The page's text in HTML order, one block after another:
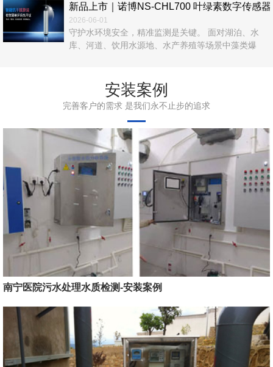
新品上市｜诺博NS‑CHL700 叶绿素数字传感
2026-06-01
守护水环境安全，精准监测是关键。 面对湖泊、水
库、河道、饮用水源地、水产养殖等场景中藻类爆
时在线管控需求。 诺博仪器自主研发，NS‑CHL700
叶绿素数字传感器正式上市！以光学荧光法为核心，
无试剂、无污染、高精度、易集成，为水体叶绿素a在
线监测提供一站式解决方案。 ...
安装案例
完善客户的需求 是我们永不止步的追求
南宁医院污水处理水质检测-安装案例